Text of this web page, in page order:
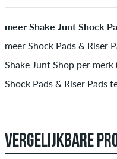
meer Shake Junt Shock
meer Shock Pads & Riser
Shake Junt Shop per merk
Shock Pads & Riser Pads
VERGELIJKBARE